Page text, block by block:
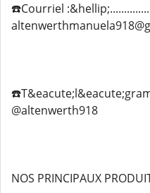
☎️Courriel
@altenwerth918
NOS PRINCIPAUX